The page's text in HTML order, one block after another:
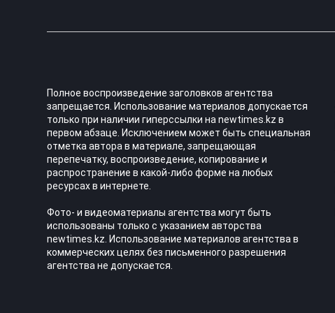
Полное воспроизведение заголовков агентства
запрещается. Использование материалов допускается
только при наличии гиперссылки на newtimes.kz в
первом абзаце. Исключением может быть специальная
отметка автора в материале, запрещающая
перепечатку, воспроизведение, копирование и
распространение в какой-либо форме на любых
ресурсах в интернете.
Фото- и видеоматериалы агентства могут быть
использованы только с указанием авторства
newtimes.kz. Использование материалов агентства в
коммерческих целях без письменного разрешения
агентства не допускается.